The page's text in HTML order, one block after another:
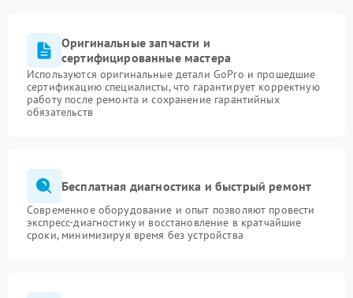
Оригинальные запчасти и
сертифицированные мастера
Используются оригинальные детали GoPro и прошедшие
сертификацию специалисты, что гарантирует корректную
работу после ремонта и сохранение гарантийных
обязательств
Бесплатная диагностика и быстрый ремонт
Современное оборудование и опыт позволяют провести
экспресс-диагностику и восстановление в кратчайшие
сроки, минимизируя время без устройства